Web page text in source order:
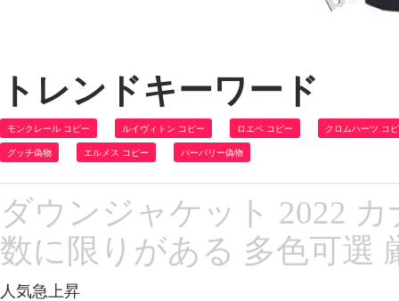
トレンドキーワード
モンクレール コピー ルイヴィトン コピー ロエベ コピー クロムハーツ コ
グッチ偽物 エルメス コピー バーバリー偽物
ダウンジャケット 2022 カ
数に限りがある 多色可選
人気急上昇